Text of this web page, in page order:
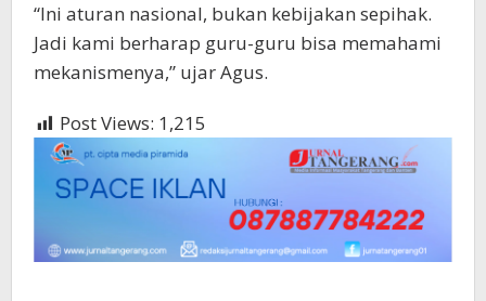
“Ini aturan nasional, bukan kebijakan sepihak.
Jadi kami berharap guru-guru bisa memahami
mekanismenya,” ujar Agus.
Post Views: 1,215